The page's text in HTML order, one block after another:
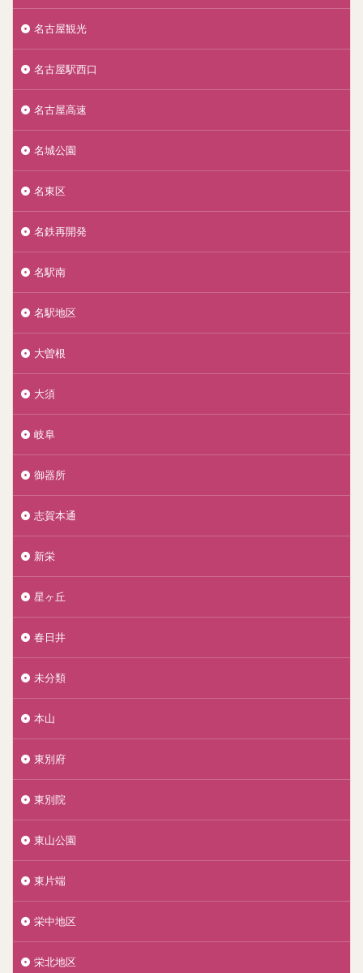
名古屋観光
名古屋駅西口
名古屋高速
名城公園
名東区
名鉄再開発
名駅南
名駅地区
大曽根
大須
岐阜
御器所
志賀本通
新栄
星ヶ丘
春日井
未分類
本山
東別府
東別院
東山公園
東片端
栄中地区
栄北地区